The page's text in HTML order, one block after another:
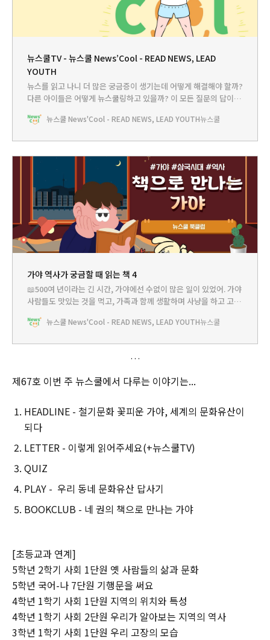
뉴스쿨TV - 뉴스쿨 News’Cool - READ NEWS, LEAD
YOUTH
뉴스를 읽고 나니 더 많은 궁금증이 생기는데 어떻게 해결해야 할까?
다른 아이들은 어떻게 뉴스쿨링하고 있을까? 이 모든 질문의 답이 뉴
뉴스쿨 News'Cool - READ NEWS, LEAD YOUTH뉴스쿨
가야 역사가 궁금할 때 읽는 책 4
📖500여 년이라는 긴 시간, 가야에선 수없이 많은 일이 있었어. 가야
사람들도 맛있는 것을 먹고, 가족과 함께 생활하며 사냥을 하고 고유
야기, 그리고 가야에서 살았던 평범한 사람들의 다양한 목소리를 담
뉴스쿨 News'Cool - READ NEWS, LEAD YOUTH뉴스쿨
제67호 이번 주 뉴스쿨에서 다루는 이야기는...
HEADLINE - 철기문화 꽃피운 가야, 세계의 문화유산이
되다
LETTER - 이렇게 읽어주세요(+뉴스쿨TV)
QUIZ
PLAY - 우리 동네 문화유산 답사기
BOOKCLUB - 네 권의 책으로 만나는 가야
[초등교과 연계]
5학년 2학기 사회 1단원 옛 사람들의 삶과 문화
5학년 국어-나 7단원 기행문을 써요
4학년 1학기 사회 1단원 지역의 위치와 특성
4학년 1학기 사회 2단원 우리가 알아보는 지역의 역사
3학년 1학기 사회 1단원 우리 고장의 모습